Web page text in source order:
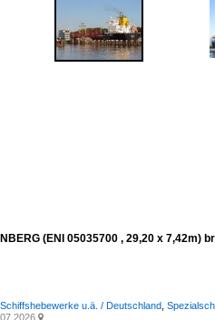
(ENI 05035700 , 29,20 x 7,42m)
u.ä. / Deutschland
